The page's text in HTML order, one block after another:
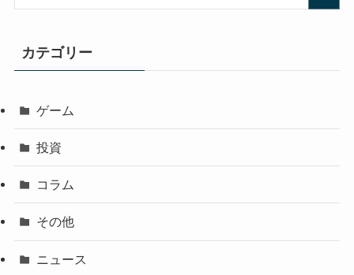
カテゴリー
ゲーム
投資
コラム
その他
ニュース